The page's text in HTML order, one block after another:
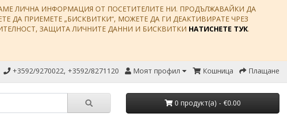
ЛИЧНА ИНФОРМАЦИЯ ОТ ПОСЕТИТЕЛИТЕ НИ. ПРОДЪЛЖАВАЙКИ ДА
ДА ПРИЕМЕТЕ „БИСКВИТКИ“, МОЖЕТЕ ДА ГИ ДЕАКТИВИРАТЕ ЧРЕЗ
ЗАЩИТА ЛИЧНИТЕ ДАННИ И БИСКВИТКИ НАТИСНЕТЕ ТУК.
+3592/9270022, +3592/8271120 Моят профил Кошница Плащане
0 продукт(a) - €0.00